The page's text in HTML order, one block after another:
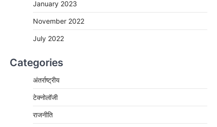
January 2023
November 2022
July 2022
Categories
अंतर्राष्ट्रीय
टेक्नोलॉजी
राजनीति